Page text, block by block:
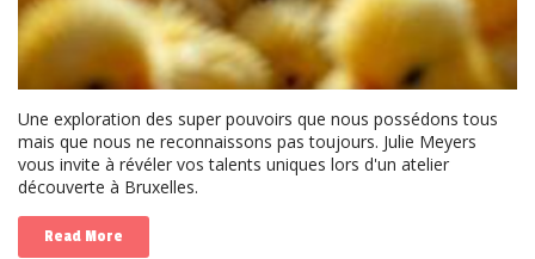
Une exploration des super pouvoirs que nous possédons tous
mais que nous ne reconnaissons pas toujours. Julie Meyers
vous invite à révéler vos talents uniques lors d'un atelier
découverte à Bruxelles.
Read More